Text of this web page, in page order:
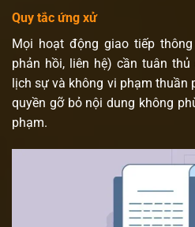
Quy tắc ứng xử
Mọi hoạt động giao tiếp
phản hồi, liên hệ) cần tuân
lịch sự và không vi phạm thuần
quyền gỡ bỏ nội dung không
phạm.